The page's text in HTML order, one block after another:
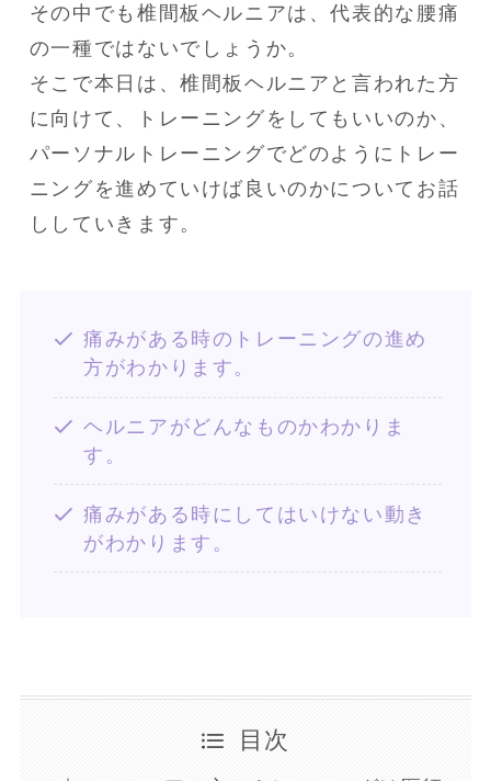
その中でも椎間板ヘルニアは、代表的な腰痛
の一種ではないでしょうか。
そこで本日は、椎間板ヘルニアと言われた方
に向けて、トレーニングをしてもいいのか、
パーソナルトレーニングでどのようにトレー
ニングを進めていけば良いのかについてお話
ししていきます。
痛みがある時のトレーニングの進め
方がわかります。
ヘルニアがどんなものかわかりま
す。
痛みがある時にしてはいけない動き
がわかります。
目次